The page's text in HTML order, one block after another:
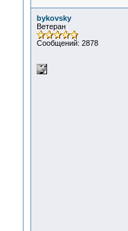
bykovsky
Ветеран
Сообщений: 2878